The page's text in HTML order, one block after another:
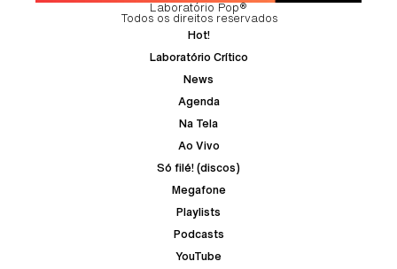
Laboratório Pop®
Todos os direitos reservados
Hot!
Laboratório Crítico
News
Agenda
Na Tela
Ao Vivo
Só filé! (discos)
Megafone
Playlists
Podcasts
YouTube